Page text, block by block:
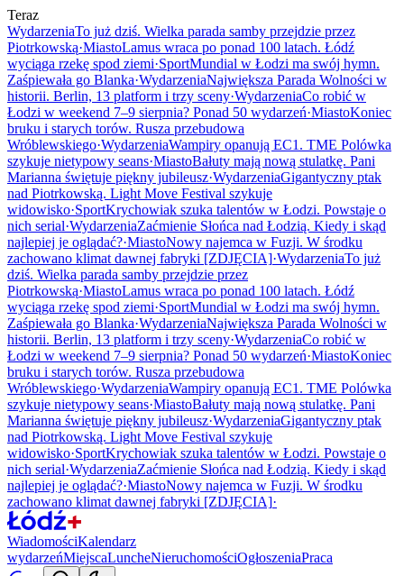
Teraz
WydarzeniaTo już dziś. Wielka parada samby przejdzie przez
Piotrkowską·MiastoLamus wraca po ponad 100 latach. Łódź
wyciąga rzekę spod ziemi·SportMundial w Łodzi ma swój hymn.
Zaśpiewała go Blanka·WydarzeniaNajwiększa Parada Wolności w
historii. Berlin, 13 platform i trzy sceny·WydarzeniaCo robić w
Łodzi w weekend 7–9 sierpnia? Ponad 50 wydarzeń·MiastoKoniec
bruku i starych torów. Rusza przebudowa
Wróblewskiego·WydarzeniaWampiry opanują EC1. TME Polówka
szykuje nietypowy seans·MiastoBałuty mają nową stulatkę. Pani
Marianna świętuje piękny jubileusz·WydarzeniaGigantyczny ptak
nad Piotrkowską. Light Move Festival szykuje
widowisko·SportKrychowiak szuka talentów w Łodzi. Powstaje o
nich serial·WydarzeniaZaćmienie Słońca nad Łodzią. Kiedy i skąd
najlepiej je oglądać?·MiastoNowy najemca w Fuzji. W środku
zachowano klimat dawnej fabryki [ZDJĘCIA]·WydarzeniaTo już
dziś. Wielka parada samby przejdzie przez
Piotrkowską·MiastoLamus wraca po ponad 100 latach. Łódź
wyciąga rzekę spod ziemi·SportMundial w Łodzi ma swój hymn.
Zaśpiewała go Blanka·WydarzeniaNajwiększa Parada Wolności w
historii. Berlin, 13 platform i trzy sceny·WydarzeniaCo robić w
Łodzi w weekend 7–9 sierpnia? Ponad 50 wydarzeń·MiastoKoniec
bruku i starych torów. Rusza przebudowa
Wróblewskiego·WydarzeniaWampiry opanują EC1. TME Polówka
szykuje nietypowy seans·MiastoBałuty mają nową stulatkę. Pani
Marianna świętuje piękny jubileusz·WydarzeniaGigantyczny ptak
nad Piotrkowską. Light Move Festival szykuje
widowisko·SportKrychowiak szuka talentów w Łodzi. Powstaje o
nich serial·WydarzeniaZaćmienie Słońca nad Łodzią. Kiedy i skąd
najlepiej je oglądać?·MiastoNowy najemca w Fuzji. W środku
zachowano klimat dawnej fabryki [ZDJĘCIA]·
WiadomościKalendarz
wydarzeńMiejscaLuncheNieruchomościOgłoszeniaPraca